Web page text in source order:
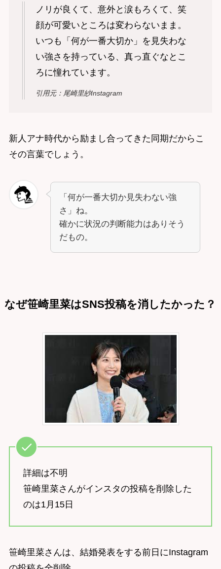
ノリが良くて、意外と涙もろくて、笑
顔が可愛いところは変わらないまま。
いつも「何が一番大切か」を見失わな
い強さを持っている、真っ直ぐなとこ
ろに憧れています。
引用元：尾崎里紗Instagram
新人アナ時代から励まし合ってきた同期だからこ
その言葉でしょう。
「何が一番大切か見失わない強
さ」ね。
確かに状況の判断能力はありそう
だもの。
なぜ笹崎里菜はSNS投稿を消したかった？
詳細は不明
笹崎里菜さんがインスタの投稿を削除した
のは1月15日
笹崎里菜さんは、結婚発表をする前日にInstagram